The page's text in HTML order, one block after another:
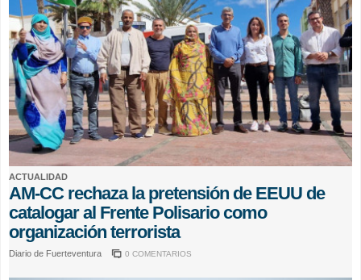
ACTUALIDAD
AM-CC rechaza la pretensión de EEUU de
catalogar al Frente Polisario como
organización terrorista
Diario de Fuerteventura 0 COMENTARIOS